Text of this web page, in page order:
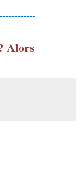
Alors